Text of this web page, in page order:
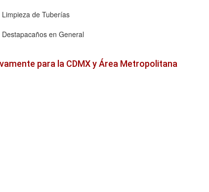
Limpieza de Tuberías
Destapacaños en General
para la CDMX y Área Metropolitana